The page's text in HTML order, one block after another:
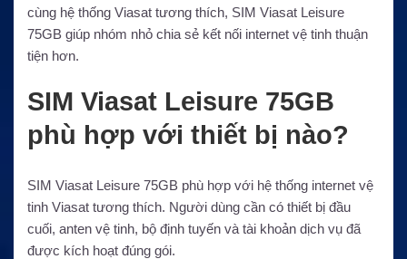
cùng hệ thống Viasat tương thích, SIM Viasat Leisure
75GB giúp nhóm nhỏ chia sẻ kết nối internet vệ tinh thuận
tiện hơn.
SIM Viasat Leisure 75GB
phù hợp với thiết bị nào?
SIM Viasat Leisure 75GB phù hợp với hệ thống internet vệ
tinh Viasat tương thích. Người dùng cần có thiết bị đầu
cuối, anten vệ tinh, bộ định tuyến và tài khoản dịch vụ đã
được kích hoạt đúng gói.